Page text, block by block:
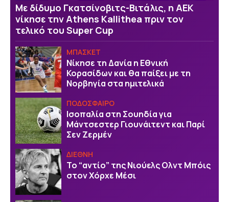
Με δίδυμο Γκατσίνοβιτς-Βιτάλις, η ΑΕΚ
νίκησε την Athens Kallithea πριν τον
τελικό του Super Cup
ΜΠΑΣΚΕΤ
Νίκησε τη Δανία η Εθνική
Κορασίδων και θα παίξει με τη
Νορβηγία στα ημιτελικά
ΠΟΔΟΣΦΑΙΡΟ
Ισοπαλία στη Σουηδία για
Μάντσεστερ Γιουνάιτεντ και Παρί
Σεν Ζερμέν
ΔΙΕΘΝΗ
Το “αντίο” της Νιούελς Ολντ Μπόις
στον Χόρχε Μέσι